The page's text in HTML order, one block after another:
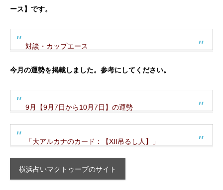
ース】です。
対談・カップエース
今月の運勢を掲載しました。参考にしてください。
9月【9月7日から10月7日】の運勢
「大アルカナのカード：【XII吊るし人】」
横浜占いマクトゥーブのサイト